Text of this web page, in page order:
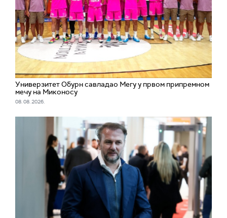
Универзитет Обурн савладао Мегу у првом припремном
мечу на Миконосу
08. 08. 2026.